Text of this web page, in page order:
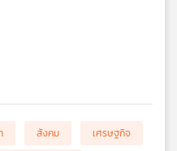
สังคม
เศรษฐกิจ